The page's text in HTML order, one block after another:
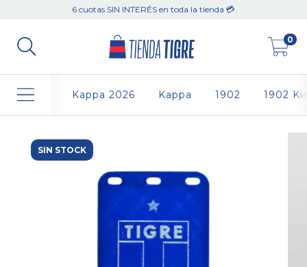
6 cuotas SIN INTERÉS en toda la tienda 💳
0
Kappa 2026 Kappa 1902 1902
SIN STOCK